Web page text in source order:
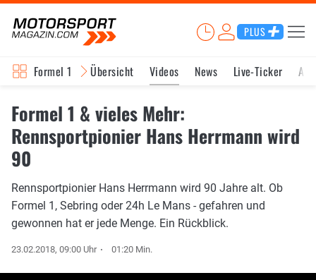
PLUS
Formel 1 Übersicht Videos News Live-Ticker
Formel 1 & vieles Mehr:
Rennsportpionier Hans Herrmann wird
90
Rennsportpionier Hans Herrmann wird 90 Jahre alt. Ob
Formel 1, Sebring oder 24h Le Mans - gefahren und
gewonnen hat er jede Menge. Ein Rückblick.
23.02.2018, 09:00 Uhr 01:20 Min.